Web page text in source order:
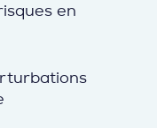
en